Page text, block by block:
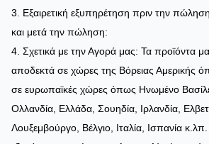
3. Εξαιρετική εξυπηρέτηση πριν την
και μετά την πώληση:
4. Σχετικά με την Αγορά μας: Τα προϊόντα
αποδεκτά σε χώρες της Βόρειας Αμερικής
σε ευρωπαϊκές χώρες όπως Ηνωμένο
Ολλανδία, Ελλάδα, Σουηδία, Ιρλανδία,
Λουξεμβούργο, Βέλγιο, Ιταλία, Ισπανία